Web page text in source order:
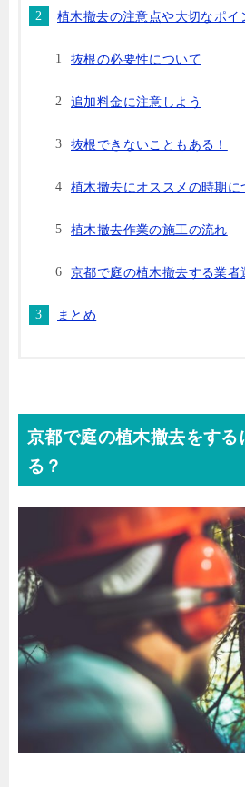
植木撤去の注意点や大切なポイ
抜根の必要性について
追加料金に注意しよう
抜根できないこともある！
植木撤去にオススメの時期に
植木撤去作業の施工の流れ
京都で庭の植木撤去する業者
まとめ
京都で庭の植木撤去をする
る？